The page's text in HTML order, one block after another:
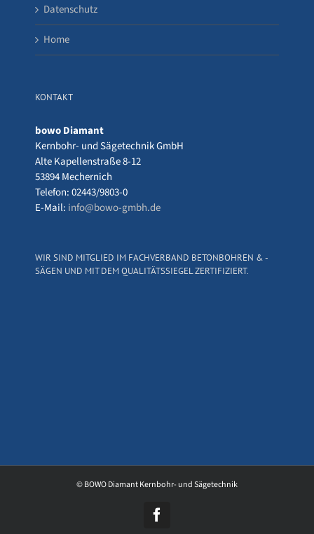
Datenschutz
Home
KONTAKT
bowo Diamant
Kernbohr- und Sägetechnik GmbH
Alte Kapellenstraße 8-12
53894 Mechernich
Telefon: 02443/9803-0
E-Mail: info@bowo-gmbh.de
WIR SIND MITGLIED IM FACHVERBAND BETONBOHREN & -
SÄGEN UND MIT DEM QUALITÄTSSIEGEL ZERTIFIZIERT.
© BOWO Diamant Kernbohr- und Sägetechnik
Facebook